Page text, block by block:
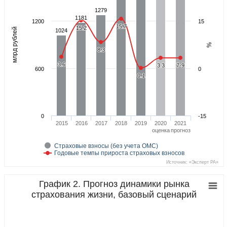
%
м
л
р
д
р
у
б
л
е
й 1024
1024
1181
1181
1279
1279
3.6
3.6
15.2
15.2
8.3
8.3
15.7
15.7
0.1
0.1
3.3
3.3 7-9
7-9
Страховые взносы (без учета ОМС)
Годовые темпы прироста страховых взносов
2015 2016 2017 2018 2019
2020
оценка
2021
прогноз
-15
0
15
0
600
1200
Источник: «Эксперт РА»
График 2. Прогноз динамики рынка
страхования жизни, базовый сценарий